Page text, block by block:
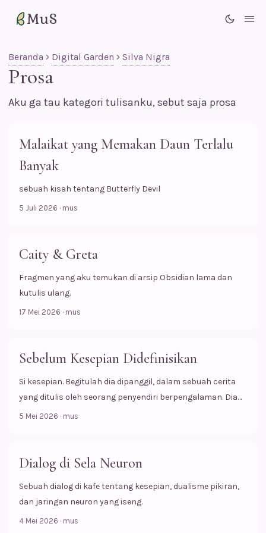
MuS
Beranda Digital Garden Silva Nigra
Prosa
Aku ga tau kategori tulisanku, sebut saja prosa
Malaikat yang Memakan Daun Terlalu
Banyak
sebuah kisah tentang Butterfly Devil
5 Juli 2026 · mus
Caity & Greta
Fragmen yang aku temukan di arsip Obsidian lama dan
kutulis ulang.
17 Mei 2026 · mus
Sebelum Kesepian Didefinisikan
Si kesepian. Begitulah dia dipanggil, dalam sebuah cerita
yang ditulis oleh seorang penyendiri berpengalaman. Dia
dipanggil begitu karena tak seorang pun menyadari dirinya
perempuan itu memutuskan untuk memulai perjalanan.
Mencari tahu apa sebenarnya arti dari sesuatu yang diam-
diam melekat padanya. Dia menutup pagar rumahnya
perlahan, Agar Tuhan tidak menyadarinya. Lalu dia
menyusuri jalan yang lurus dan sepi. jalan yang mudah
5 Mei 2026 · mus
Dialog di Sela Neuron
Sebuah dialog di kafe tentang kesepian, dualisme pikiran,
dan jaringan neuron yang iseng.
4 Mei 2026 · mus